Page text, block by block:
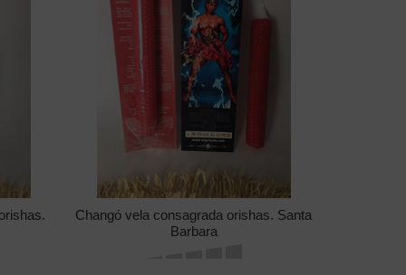
Changó vela consagrada orishas. Santa
Barbara